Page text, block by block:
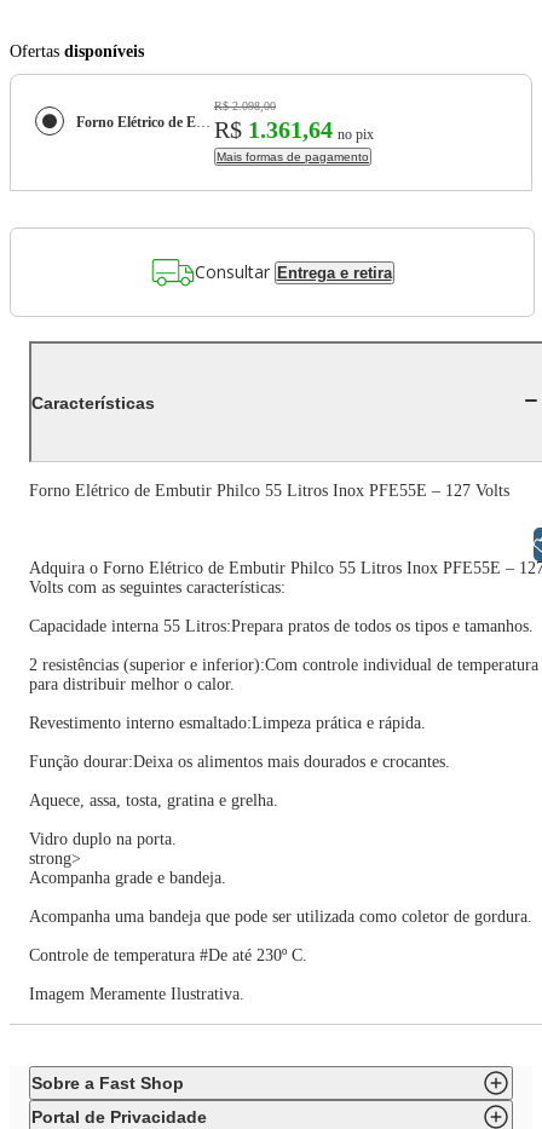
Ofertas disponíveis
Forno Elétrico de Embutir Philco 55 Litros Inox PFE55E – 127 Volts
R$ 2.098,00
R$ 1.361,64 no pix
Mais formas de pagamento
Consultar Entrega e retira
Características
Forno Elétrico de Embutir Philco 55 Litros Inox PFE55E – 127 Volts
Adquira o Forno Elétrico de Embutir Philco 55 Litros Inox PFE55E –
Volts com as seguintes características:
Capacidade interna 55 Litros:Prepara pratos de todos os tipos e tamanhos.
2 resistências (superior e inferior):Com controle individual de temperatura
para distribuir melhor o calor.
Revestimento interno esmaltado:Limpeza prática e rápida.
Função dourar:Deixa os alimentos mais dourados e crocantes.
Aquece, assa, tosta, gratina e grelha.
Vidro duplo na porta.
strong>
Acompanha grade e bandeja.
Acompanha uma bandeja que pode ser utilizada como coletor de gordura.
Controle de temperatura #De até 230º C.
Imagem Meramente Ilustrativa.
Sobre a Fast Shop
Portal de Privacidade